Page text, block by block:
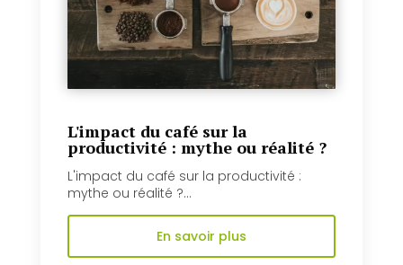
L'impact du café sur la
productivité : mythe ou réalité ?
L'impact du café sur la productivité :
mythe ou réalité ?...
En savoir plus